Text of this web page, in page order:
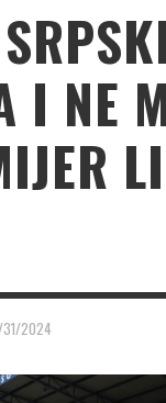
I NE
2024